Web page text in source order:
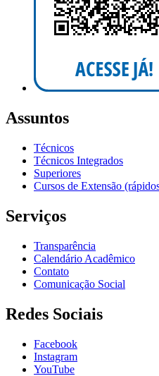
Assuntos
Técnicos
Técnicos Integrados
Superiores
Cursos de Extensão
Serviços
Transparência
Calendário Acadêmico
Contato
Comunicação Social
Redes Sociais
Facebook
Instagram
YouTube